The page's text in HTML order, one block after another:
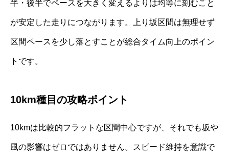
半・後半でペースを大きく変えるよりは均等に刻むこと
が安定した走りにつながります。上り坂区間は無理せず
区間ペースを少し落とすことが総合タイム向上のポイン
トです。
10km種目の攻略ポイント
10kmは比較的フラットな区間中心ですが、それでも坂や
風の影響はゼロではありません。スピード維持を意識で